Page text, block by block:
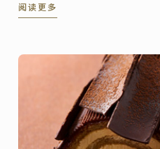
自本土、传承百年烹饪传统
阅读更多